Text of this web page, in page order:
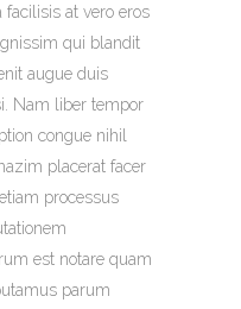
at vero eros
qui blandit
augue duis
Nam liber tempor
congue nihil
placerat facer
processus
est notare quam
parum